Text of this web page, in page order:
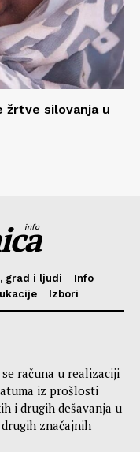
žrtve silovanja u
info
grad i ljudi
Info
Izbori
računa u realizaciji
iz prošlosti
i drugih dešavanja u
značajnih